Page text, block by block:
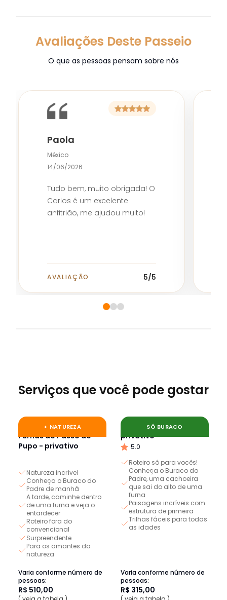
Avaliações Deste Passeio
O que as pessoas pensam sobre nós
Paola
México
14/06/2026
Tudo bem, muito obrigada! O
Carlos é um excelente
anfitrião, me ajudou muito!
AVALIAÇÃO 5/5
Serviços que você pode gostar
+ NATUREZA
Buraco do Padre e
Furnas do Passo do
Pupo - privativo
Natureza incrível
Conheça o Buraco do
Padre de manhã
A tarde, caminhe dentro
de uma furna e veja o
entardecer
Roteiro fora do
convencional
Surpreendente
Para os amantes da
natureza
Varia conforme número de
pessoas:
R$ 510,00
SÓ BURACO
Buraco do Padre -
privativo
5.0
Roteiro só para vocês!
Conheça o Buraco do
Padre, uma cachoeira
que sai do alto de uma
furna
Paisagens incríveis com
estrutura de primeira
Trilhas fáceis para todas
as idades
Varia conforme número de
pessoas:
R$ 315,00